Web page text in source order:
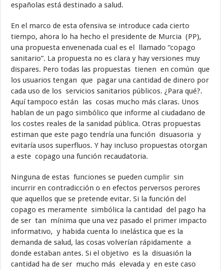
españolas está destinado a salud.
En el marco de esta ofensiva se introduce cada cierto
tiempo, ahora lo ha hecho el presidente de Murcia (PP),
una propuesta envenenada cual es el llamado “copago
sanitario”. La propuesta no es clara y hay versiones muy
dispares. Pero todas las propuestas tienen en común que
los usuarios tengan que pagar una cantidad de dinero por
cada uso de los servicios sanitarios públicos. ¿Para qué?.
Aquí tampoco están las cosas mucho más claras. Unos
hablan de un pago simbólico que informe al ciudadano de
los costes reales de la sanidad pública. Otras propuestas
estiman que este pago tendría una función disuasoria y
evitaría usos superfluos. Y hay incluso propuestas otorgan
a este copago una función recaudatoria.
Ninguna de estas funciones se pueden cumplir sin
incurrir en contradicción o en efectos perversos perores
que aquellos que se pretende evitar. Si la función del
copago es meramente simbólica la cantidad del pago ha
de ser tan mínima que una vez pasado el primer impacto
informativo, y habida cuenta lo inelástica que es la
demanda de salud, las cosas volverían rápidamente a
donde estaban antes. Si el objetivo es la disuasión la
cantidad ha de ser mucho más elevada y en este caso